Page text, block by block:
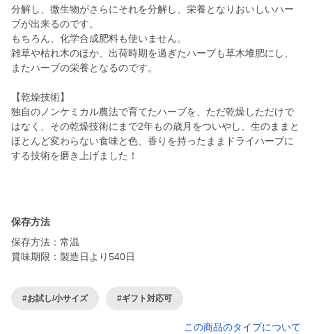
分解し、微生物がさらにそれを分解し、栄養となりおいしいハー
ブが出来るのです。
もちろん、化学合成肥料も使いません。
雑草や枯れ木のほか、出荷時期を過ぎたハーブも草木堆肥にし、
またハーブの栄養となるのです。
【乾燥技術】
独自のノンケミカル農法で育てたハーブを、ただ乾燥しただけで
はなく、その乾燥技術にまで2年もの歳月をついやし、生のままと
ほとんど変わらない食味と色、香りを持ったままドライハーブに
する技術を磨き上げました！
保存方法
保存方法：常温
賞味期限：製造日より540日
#お試し/小サイズ #ギフト対応可
この商品のタイプについて